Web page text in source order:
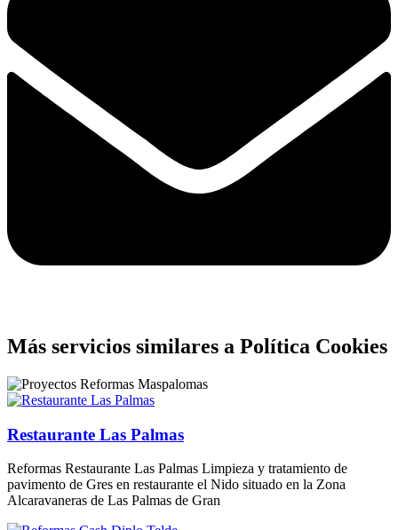
Más servicios similares a Política Cookies
Restaurante Las Palmas
Reformas Restaurante Las Palmas Limpieza y tratamiento de
pavimento de Gres en restaurante el Nido situado en la Zona
Alcaravaneras de Las Palmas de Gran